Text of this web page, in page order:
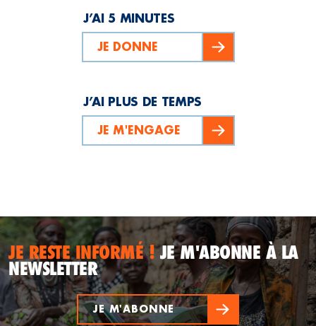
J’AI 5 MINUTES
JE DONNE
J’AI PLUS DE TEMPS
JE M'ENGAGE
JE RESTE INFORMÉ !JE M'ABONNE À LA
NEWSLETTER
JE M'ABONNE